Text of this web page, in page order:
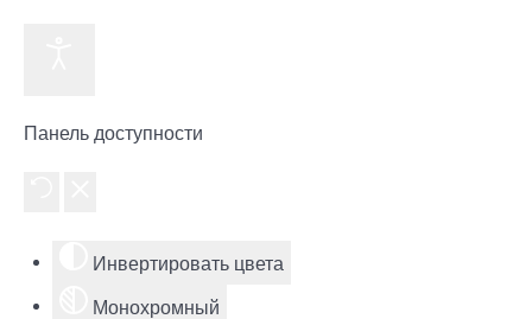
Панель доступности
Инвертировать цвета
Монохромный